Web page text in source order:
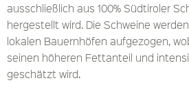
ausschließlich aus 100% Südtiroler
hergestellt wird. Die Schweine
lokalen Bauernhöfen aufgezogen,
seinen höheren Fettanteil und
geschätzt wird.